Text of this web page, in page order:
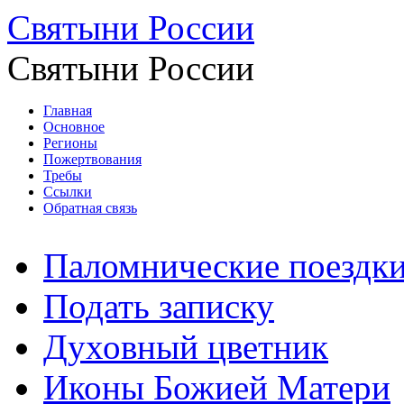
Святыни России
Святыни России
Главная
Основное
Регионы
Пожертвования
Требы
Ссылки
Обратная связь
Паломнические
Подать записку
Духовный цветник
Иконы Божией Матери